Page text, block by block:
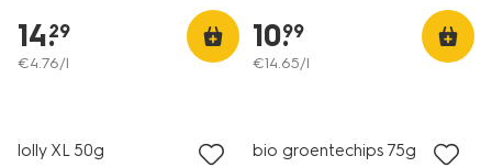
14.
29
€4.76/l
10.
99
€14.65/l
lolly XL 50g bio groentechips 75g